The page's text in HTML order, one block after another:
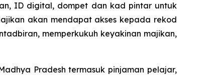
ID digital, dompet dan kad pintar untuk
akan mendapat akses kepada rekod
memperkukuh keyakinan majikan,
Pradesh termasuk pinjaman pelajar,